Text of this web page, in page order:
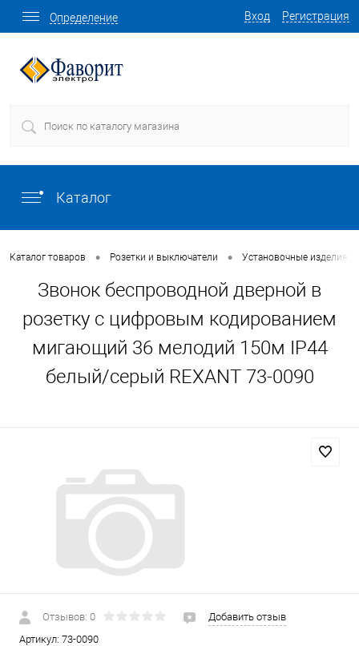
Вход Регистрация
Определение
Каталог
Каталог товаров • Розетки и выключатели • Установочные изделия
Звонок беспроводной дверной в
розетку c цифровым кодированием
мигающий 36 мелодий 150м IP44
белый/серый REXANT 73-0090
Отзывов: 0
Добавить отзыв
Артикул: 73-0090